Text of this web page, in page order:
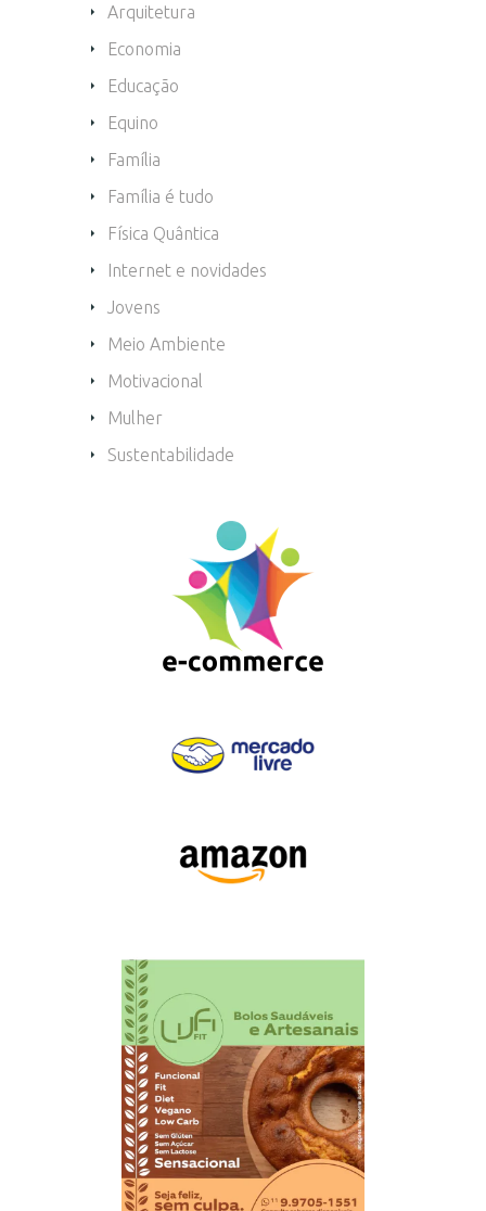
Arquitetura
Economia
Educação
Equino
Família
Família é tudo
Física Quântica
Internet e novidades
Jovens
Meio Ambiente
Motivacional
Mulher
Sustentabilidade